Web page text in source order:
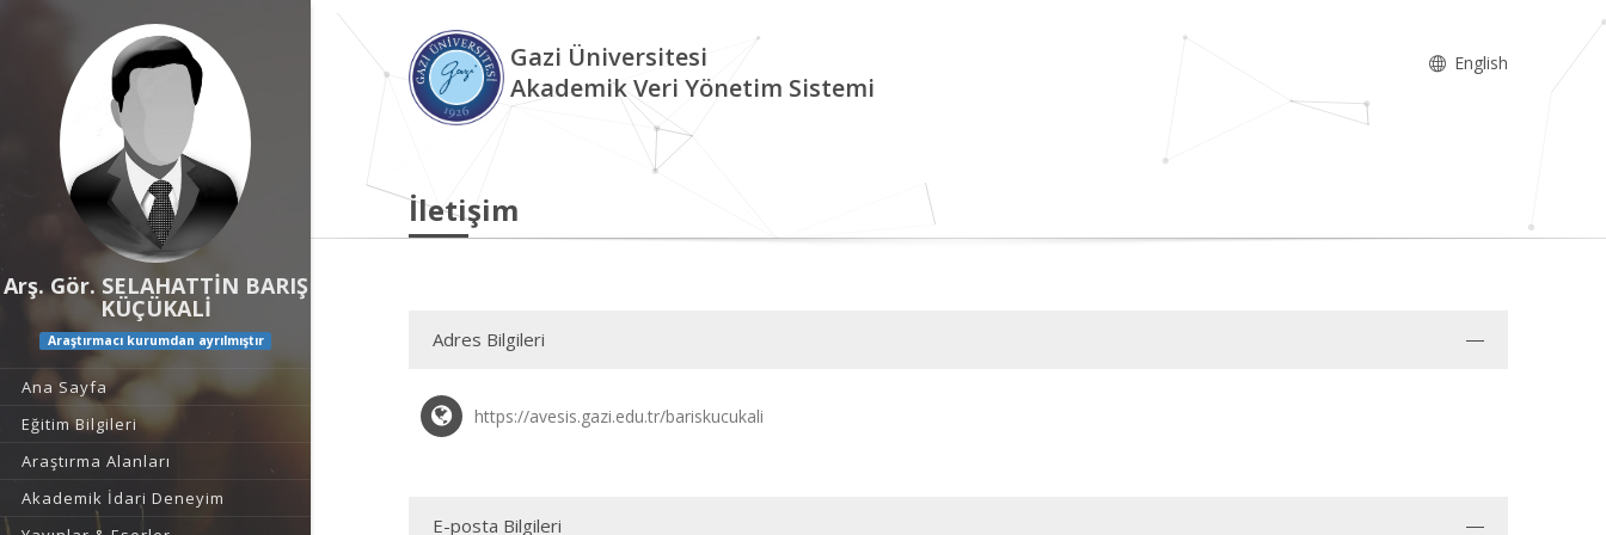
Arş. Gör. SELAHATTİN BARIŞ
KÜÇÜKALİ
Araştırmacı kurumdan ayrılmıştır
Ana Sayfa
Eğitim Bilgileri
Araştırma Alanları
Akademik İdari Deneyim
Gazi Üniversitesi
Akademik Veri Yönetim Sistemi
English
İletişim
Adres Bilgileri
https://avesis.gazi.edu.tr/bariskucukali
E-posta Bilgileri